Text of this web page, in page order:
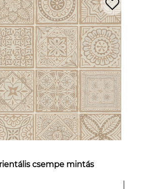
csempe mintás